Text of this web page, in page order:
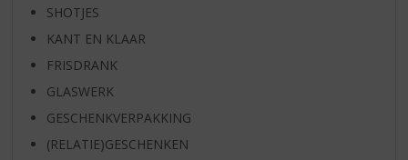
SHOTJES
KANT EN KLAAR
FRISDRANK
GLASWERK
GESCHENKVERPAKKING
(RELATIE)GESCHENKEN